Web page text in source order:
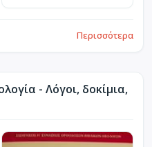
Περισσότερα
- Λόγοι, δοκίμια,